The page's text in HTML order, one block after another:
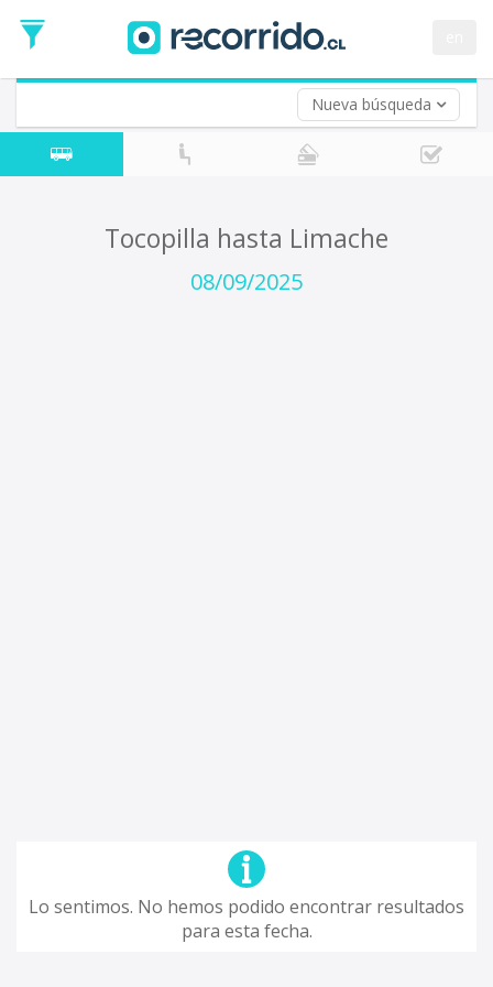
Nueva búsqueda
de
Ida
Vuelta (opcional)
Fecha
de
Tocopilla hasta Limache
08/09/2025
Lo sentimos. No hemos podido encontrar resultados
para esta fecha.